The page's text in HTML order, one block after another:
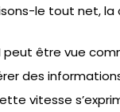
le tout net,
peut être vue
des
vitesse